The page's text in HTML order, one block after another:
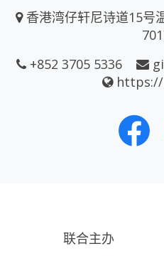
香港湾仔轩尼诗道15号
+852 3705 5336
联合主办